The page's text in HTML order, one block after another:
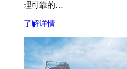
理可靠的…
了解详情